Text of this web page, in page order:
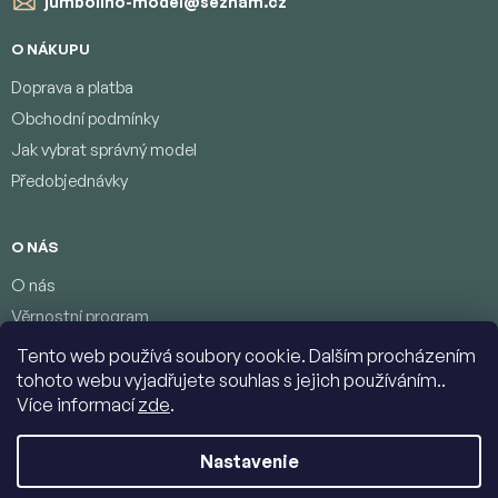
Tento web používá soubory cookie. Dalším procházením
tohoto webu vyjadřujete souhlas s jejich používáním..
Více informacízde.
Nastavenie
O NÁKUPU
Doprava a platba
Obchodní podmínky
Jak vybrat správný model
Předobjednávky
O NÁS
O nás
Věrnostní program
Podmínky ochrany osobních údajů
Kontakty